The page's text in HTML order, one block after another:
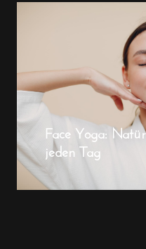
Face Yoga:
jeden Tag